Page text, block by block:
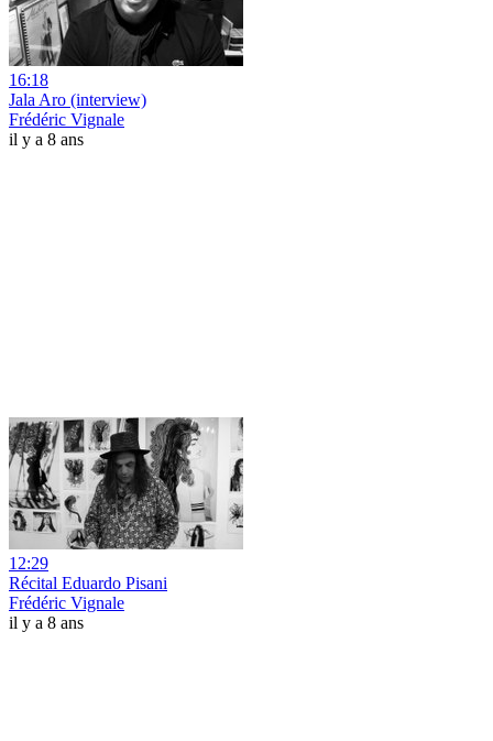
16:18
Jala Aro (interview)
Frédéric Vignale
il y a 8 ans
12:29
Récital Eduardo Pisani
Frédéric Vignale
il y a 8 ans